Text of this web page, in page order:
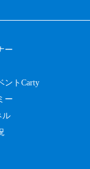
ー
ントCarty
ー
ル